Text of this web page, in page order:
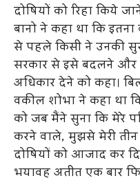
दोषियों को रिहा किये
बानो ने कहा था कि
से पहले किसी ने उनकी
सरकार से इसे बदलने और
अधिकार देने को कहा।
वकील शोभा ने कहा था
को जब मैंने सुना कि मेरे
करने वाले, मुझसे मेरी
दोषियों को आजाद कर
भयावह अतीत एक बार